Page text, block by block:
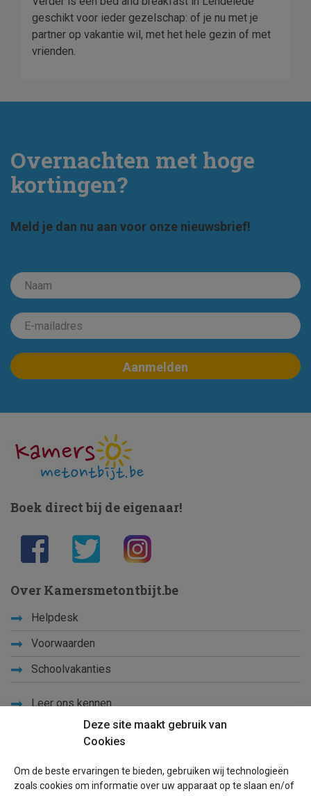
geschikt voor ieder gezelschap: of je nu met je
partner op vakantie wil, met het hele gezin of met
vrienden.
Overnachten met hoge
kortingen?
Meld je dan nu aan voor onze nieuwsbrief!
Deze site maakt gebruik van
Cookies
Om de beste ervaringen te bieden, gebruiken wij technologieën
zoals cookies om informatie over uw apparaat op te slaan en/of
Boek direct bij de eigenaar!
Over Kamersmetontbijt.be
Helpdesk
Voorwaarden
Schoolvakanties
Leer ons kennen
Sitemap